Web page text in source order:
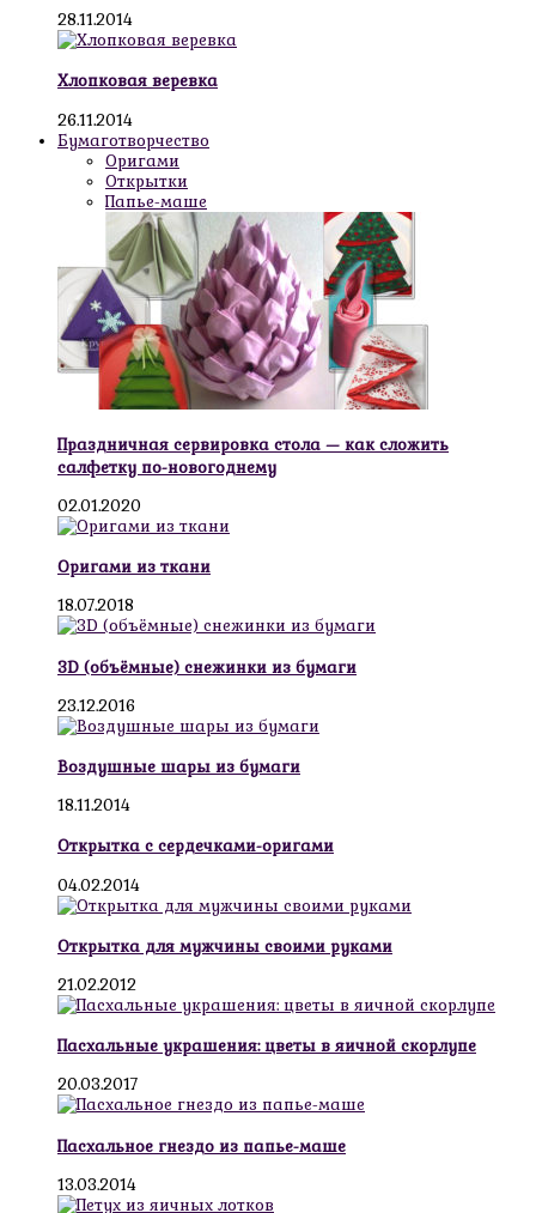
28.11.2014
Хлопковая веревка
26.11.2014
Бумаготворчество
Оригами
Открытки
Папье-маше
Праздничная сервировка стола — как сложить
салфетку по-новогоднему
02.01.2020
Оригами из ткани
18.07.2018
3D (объёмные) снежинки из бумаги
23.12.2016
Воздушные шары из бумаги
18.11.2014
Открытка с сердечками-оригами
04.02.2014
Открытка для мужчины своими руками
21.02.2012
Пасхальные украшения: цветы в яичной скорлупе
20.03.2017
Пасхальное гнездо из папье-маше
13.03.2014